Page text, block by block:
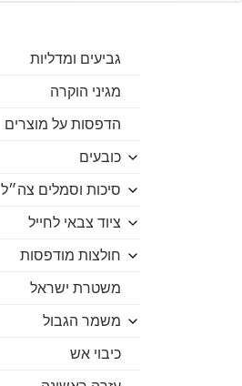
גביעים ומדליות
מגיני הוקרה
הדפסות על מוצרים
כובעים
סיכות וסמלים צה״ל
ציוד צבאי לחייל
חולצות מודפסות
משטרת ישראל
משמר הגבול
כיבוי אש